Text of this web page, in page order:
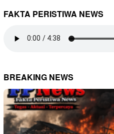
FAKTA PERISTIWA NEWS
BREAKING NEWS